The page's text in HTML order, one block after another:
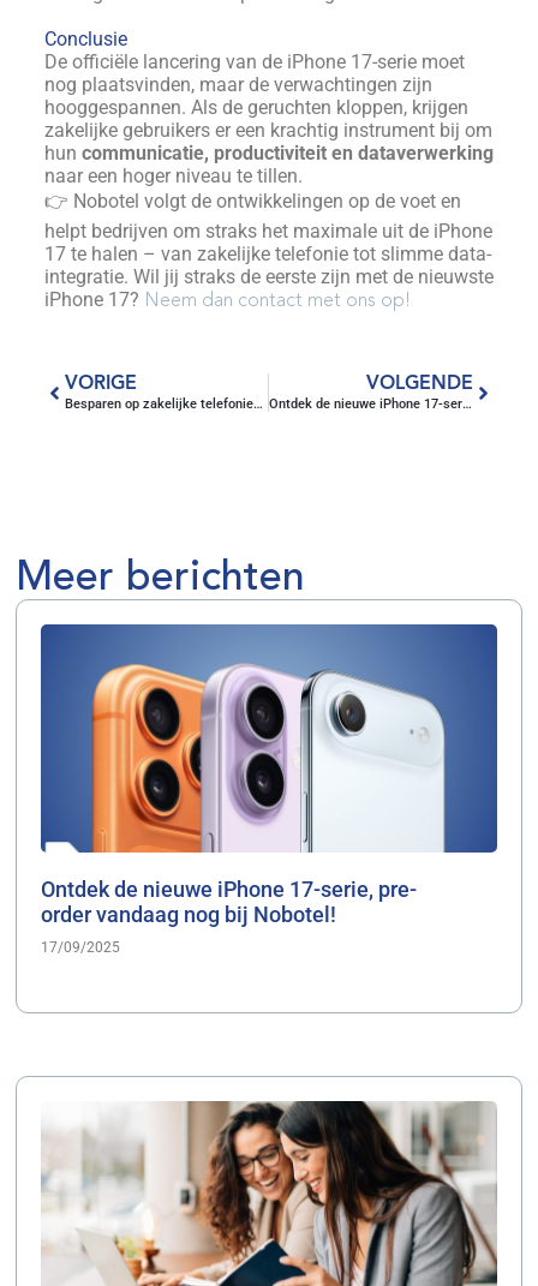
Conclusie
De officiële lancering van de iPhone 17-serie moet
nog plaatsvinden, maar de verwachtingen zijn
hooggespannen. Als de geruchten kloppen, krijgen
zakelijke gebruikers er een krachtig instrument bij om
hun communicatie, productiviteit en dataverwerking
naar een hoger niveau te tillen.
👉 Nobotel volgt de ontwikkelingen op de voet en
helpt bedrijven om straks het maximale uit de iPhone
17 te halen – van zakelijke telefonie tot slimme data-
integratie. Wil jij straks de eerste zijn met de nieuwste
iPhone 17? Neem dan contact met ons op!
VORIGE
Besparen op zakelijke telefonie? Ontdek de slimme oplossing van Nobotel
VOLGENDE
Ontdek de nieuwe iPhone 17-serie, pre-order vandaag nog bij Nobotel!
Meer berichten
Ontdek de nieuwe iPhone 17-serie, pre-
order vandaag nog bij Nobotel!
17/09/2025